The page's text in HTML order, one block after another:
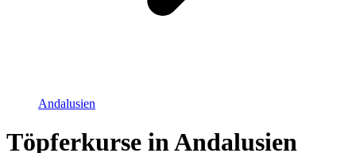
Andalusien
Töpferkurse in Andalusien